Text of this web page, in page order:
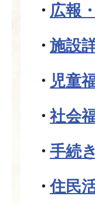
広報
施設
児童
社会
手続
住民